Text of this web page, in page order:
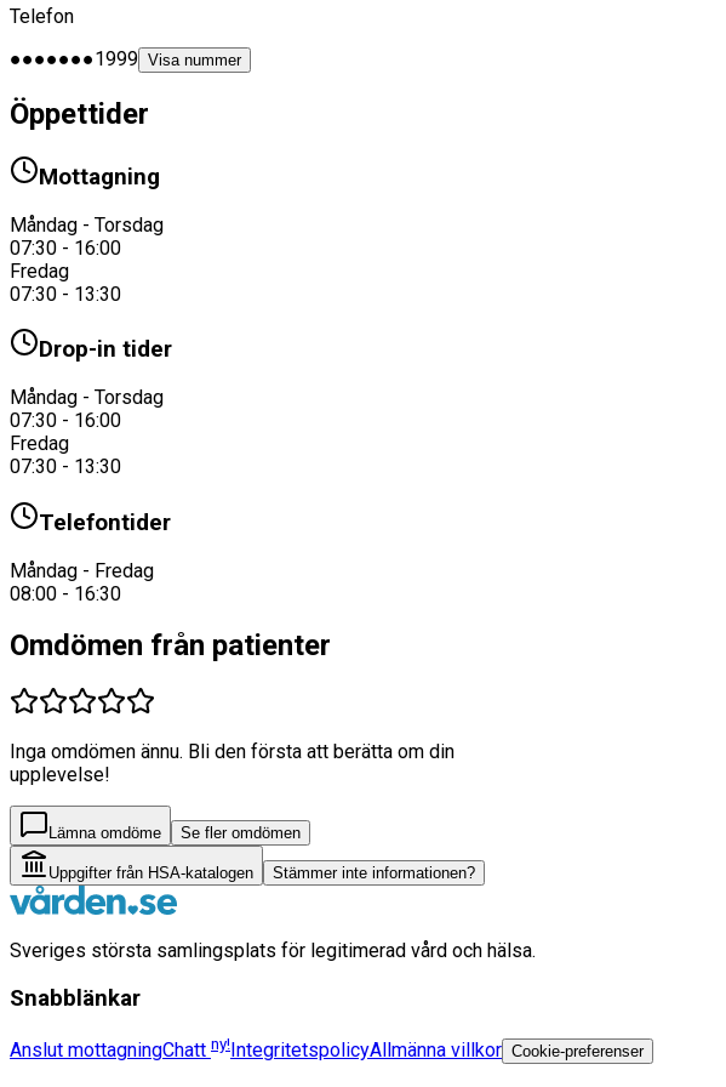
Telefon
●●●●●●●1999 Visa nummer
Öppettider
Mottagning
Måndag - Torsdag
07:30 - 16:00
Fredag
07:30 - 13:30
Drop-in tider
Måndag - Torsdag
07:30 - 16:00
Fredag
07:30 - 13:30
Telefontider
Måndag - Fredag
08:00 - 16:30
Omdömen från patienter
Inga omdömen ännu. Bli den första att berätta om din
upplevelse!
Lämna omdöme Se fler omdömen
Uppgifter från HSA-katalogen Stämmer inte informationen?
Sveriges största samlingsplats för legitimerad vård och hälsa.
Snabblänkar
Anslut mottagningChatt ny!IntegritetspolicyAllmänna villkor Cookie-preferenser